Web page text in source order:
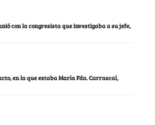
con la congresista que investigaba a su jefe,
en la que estaba María Fda. Carrascal,